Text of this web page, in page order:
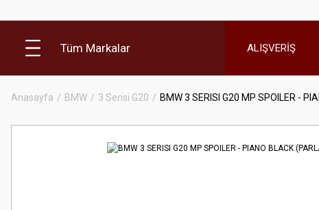
Tüm Markalar ALIŞVERİŞ
Anasayfa BMW 3 Serisi G20 BMW 3 SERISI G20 MP SPOILER -